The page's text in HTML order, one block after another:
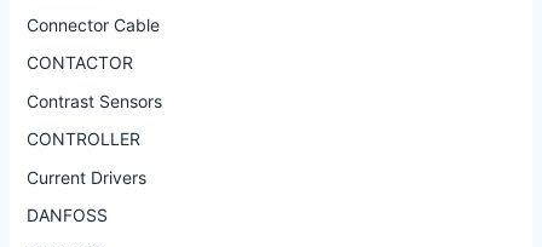
Connector Cable
CONTACTOR
Contrast Sensors
CONTROLLER
Current Drivers
DANFOSS